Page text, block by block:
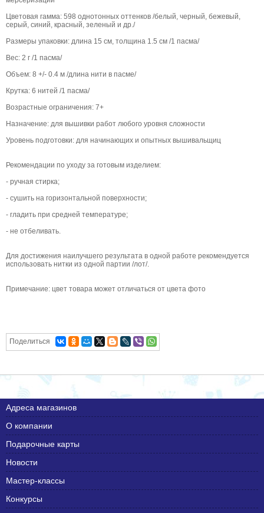
Цветовая гамма: 598 однотонных оттенков /белый, черный, бежевый,
серый, синий, красный, зеленый и др./
Размеры упаковки: длина 15 см, толщина 1.5 см /1 пасма/
Вес: 2 г /1 пасма/
Объем: 8 +/- 0.4 м /длина нити в пасме/
Крутка: 6 нитей /1 пасма/
Возрастные ограничения: 7+
Назначение: для вышивки работ любого уровня сложности
Уровень подготовки: для начинающих и опытных вышивальщиц
Рекомендации по уходу за готовым изделием:
- ручная стирка;
- сушить на горизонтальной поверхности;
- гладить при средней температуре;
- не отбеливать.
Для достижения наилучшего результата в одной работе рекомендуется
использовать нитки из одной партии /лот/.
Примечание: цвет товара может отличаться от цвета фото
Поделиться
Адреса магазинов
О компании
Подарочные карты
Новости
Мастер-классы
Конкурсы